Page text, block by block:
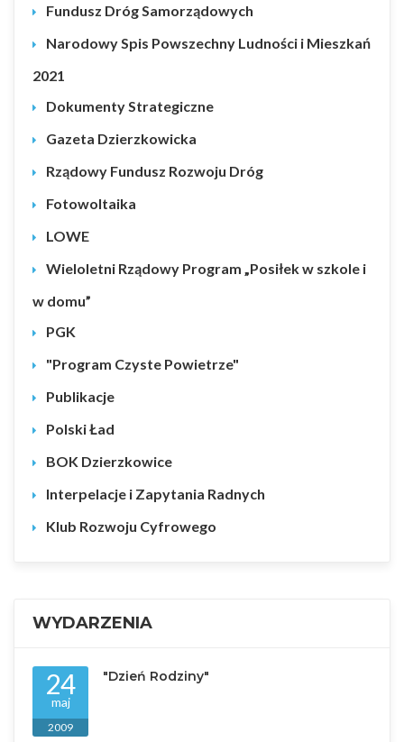
Fundusz Dróg Samorządowych
Narodowy Spis Powszechny Ludności i Mieszkań
2021
Dokumenty Strategiczne
Gazeta Dzierzkowicka
Rządowy Fundusz Rozwoju Dróg
Fotowoltaika
LOWE
Wieloletni Rządowy Program „Posiłek w szkole i
w domu”
PGK
"Program Czyste Powietrze"
Publikacje
Polski Ład
BOK Dzierzkowice
Interpelacje i Zapytania Radnych
Klub Rozwoju Cyfrowego
WYDARZENIA
24
maj
2009
"Dzień Rodziny"